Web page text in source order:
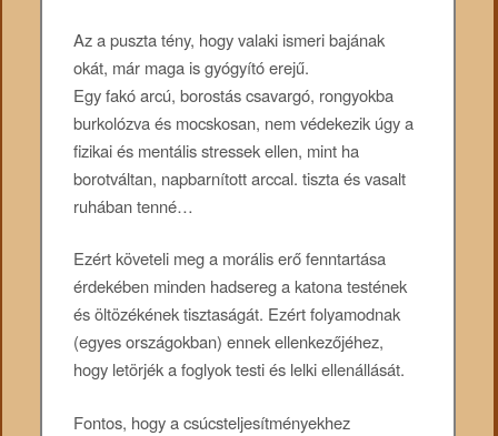
Az a puszta tény, hogy valaki ismeri bajának
okát, már maga is gyógyító erejű.
Egy fakó arcú, borostás csavargó, rongyokba
burkolózva és mocskosan, nem védekezik úgy a
fizikai és mentális stressek ellen, mint ha
borotváltan, napbarnított arccal. tiszta és vasalt
ruhában tenné…
Ezért követeli meg a morális erő fenntartása
érdekében minden hadsereg a katona testének
és öltözékének tisztaságát. Ezért folyamodnak
(egyes országokban) ennek ellenkezőjéhez,
hogy letörjék a foglyok testi és lelki ellenállását.
Fontos, hogy a csúcsteljesítményekhez